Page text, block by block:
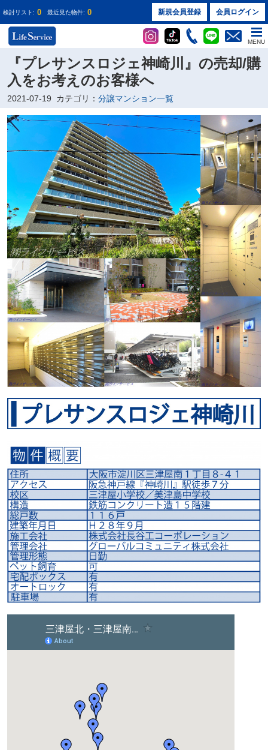
検討リスト: 0 最近見た物件: 0 新規会員登録 会員ログイン
MENU
『プレサンスロジェ神崎川』の売却/購
入をお考えのお客様へ
2021-07-19 カテゴリ： 分譲マンション一覧